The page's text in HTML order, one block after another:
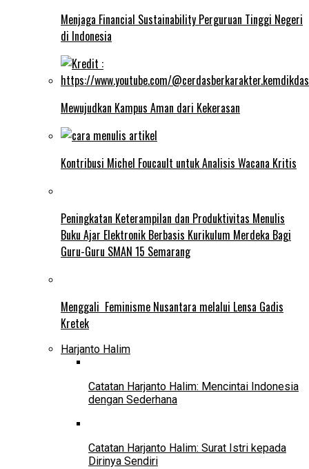
Menjaga Financial Sustainability Perguruan Tinggi Negeri
di Indonesia
Mewujudkan Kampus Aman dari Kekerasan
Kontribusi Michel Foucault untuk Analisis Wacana Kritis
Peningkatan Keterampilan dan Produktivitas Menulis
Buku Ajar Elektronik Berbasis Kurikulum Merdeka Bagi
Guru-Guru SMAN 15 Semarang
Menggali Feminisme Nusantara melalui Lensa Gadis
Kretek
Harjanto Halim
Catatan Harjanto Halim: Mencintai Indonesia
dengan Sederhana
Catatan Harjanto Halim: Surat Istri kepada
Dirinya Sendiri